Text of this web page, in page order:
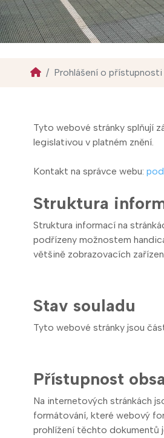
Prohlášení o přístupnosti
Tyto webové stránky splňují
legislativou v platném znění.
Kontakt na správce webu:
Struktura
Struktura informací na
podřízeny možnostem
většině zobrazovacích
Stav souladu
Tyto webové stránky jsou
Přístupnost
Na internetových stránkách
formátování, které webový
prohlížení těchto dokumentů